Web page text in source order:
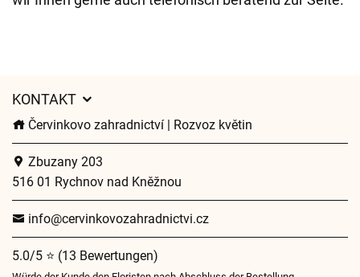
KONTAKT
Červinkovo zahradnictví | Rozvoz květin
Zbuzany 203
516 01 Rychnov nad Kněžnou
info@cervinkovozahradnictvi.cz
5.0/5 ⭐ (13 Bewertungen)